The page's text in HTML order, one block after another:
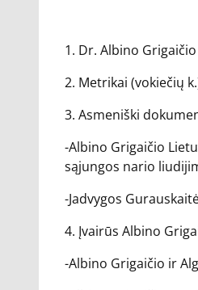
1. Dr. Albino
2. Metrikai (vokiečių
3. Asmeniški
-Albino Grigaičio
sąjungos nario
-Jadvygos
4. Įvairūs Albino
-Albino Grigaičio ir